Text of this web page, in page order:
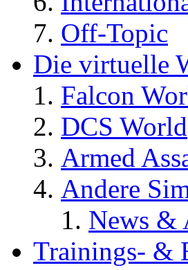
Off-Topic
Die virtuelle
Falcon
DCS World
Armed
Andere
News &
Trainings- &